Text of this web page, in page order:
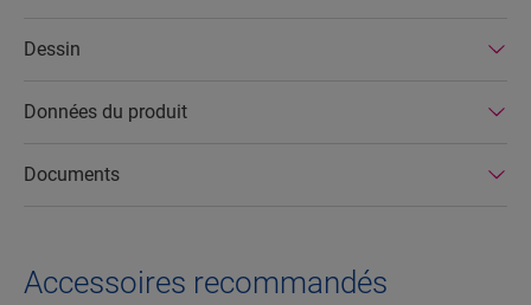
Dessin
Données du produit
Documents
Accessoires recommandés